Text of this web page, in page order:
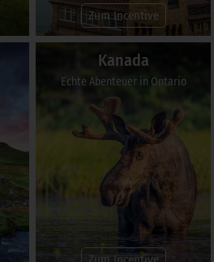
Zum Incentive
Kanada
Echte Abenteuer in Ontario